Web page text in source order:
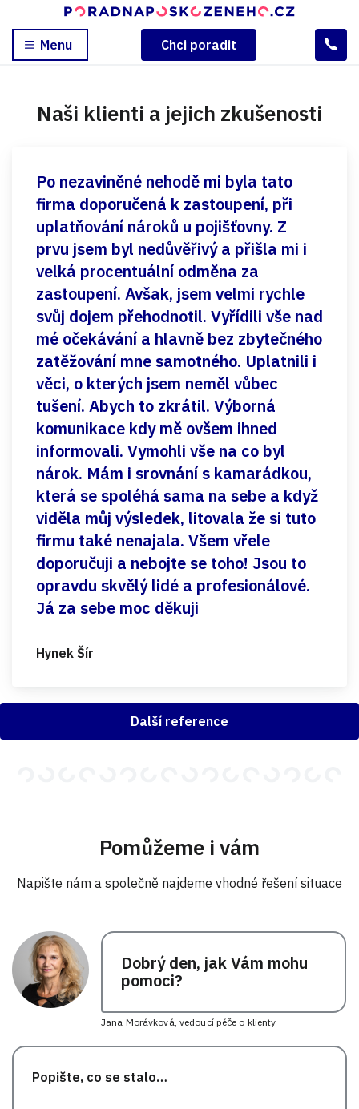
Menu Chci poradit
Naši klienti a jejich zkušenosti
Po nezaviněné nehodě mi byla tato
firma doporučená k zastoupení, při
uplatňování nároků u pojišťovny. Z
prvu jsem byl nedůvěřivý a přišla mi i
velká procentuální odměna za
zastoupení. Avšak, jsem velmi rychle
svůj dojem přehodnotil. Vyřídili vše nad
mé očekávání a hlavně bez zbytečného
zatěžování mne samotného. Uplatnili i
věci, o kterých jsem neměl vůbec
tušení. Abych to zkrátil. Výborná
komunikace kdy mě ovšem ihned
informovali. Vymohli vše na co byl
nárok. Mám i srovnání s kamarádkou,
která se spoléhá sama na sebe a když
viděla můj výsledek, litovala že si tuto
firmu také nenajala. Všem vřele
doporučuji a nebojte se toho! Jsou to
opravdu skvělý lidé a profesionálové.
Já za sebe moc děkuji
Hynek Šír
Další reference
Pomůžeme i vám
Napište nám a společně najdeme vhodné řešení situace
Dobrý den, jak Vám mohu
pomoci?
Jana Morávková, vedoucí péče o klienty